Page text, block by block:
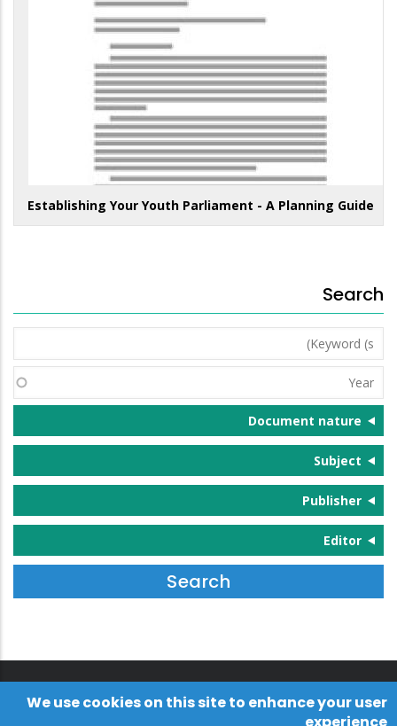
Establishing Your Youth Parliament - A Planning Guide
Search
Keyword
(s)
Year
Document nature
Subject
Publisher
Editor
We use cookies on this site to enhance your user